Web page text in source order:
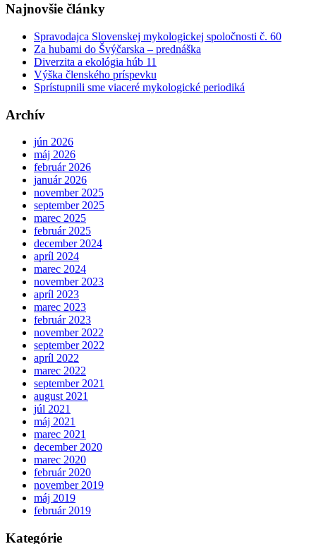
Najnovšie články
Spravodajca Slovenskej mykologickej spoločnosti č. 60
Za hubami do Švýčarska – prednáška
Diverzita a ekológia húb 11
Výška členského príspevku
Sprístupnili sme viaceré mykologické periodiká
Archív
jún 2026
máj 2026
február 2026
január 2026
november 2025
september 2025
marec 2025
február 2025
december 2024
apríl 2024
marec 2024
november 2023
apríl 2023
marec 2023
február 2023
november 2022
september 2022
apríl 2022
marec 2022
september 2021
august 2021
júl 2021
máj 2021
marec 2021
december 2020
marec 2020
február 2020
november 2019
máj 2019
február 2019
Kategórie